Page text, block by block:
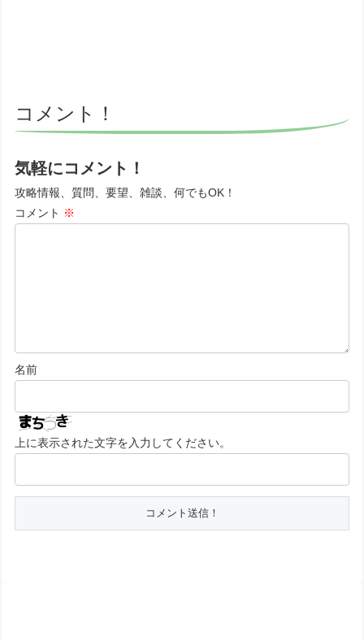
コメント！
気軽にコメント！
攻略情報、質問、要望、雑談、何でもOK！
コメント ※
名前
上に表示された文字を入力してください。